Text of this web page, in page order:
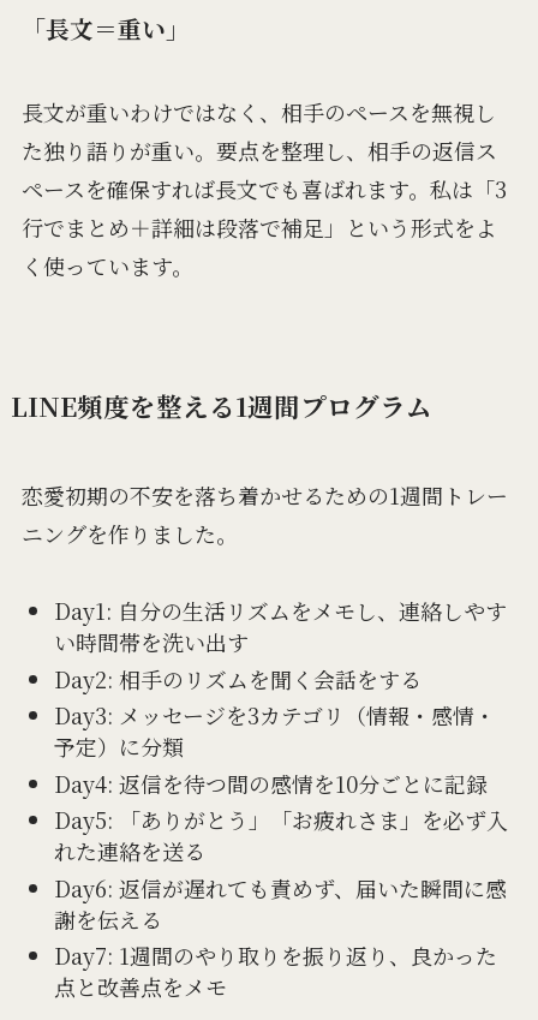
「長文＝重い」
長文が重いわけではなく、相手のペースを無視し
た独り語りが重い。要点を整理し、相手の返信ス
ペースを確保すれば長文でも喜ばれます。私は「3
行でまとめ＋詳細は段落で補足」という形式をよ
く使っています。
LINE頻度を整える1週間プログラム
恋愛初期の不安を落ち着かせるための1週間トレー
ニングを作りました。
Day1: 自分の生活リズムをメモし、連絡しやす
い時間帯を洗い出す
Day2: 相手のリズムを聞く会話をする
Day3: メッセージを3カテゴリ（情報・感情・
予定）に分類
Day4: 返信を待つ間の感情を10分ごとに記録
Day5: 「ありがとう」「お疲れさま」を必ず入
れた連絡を送る
Day6: 返信が遅れても責めず、届いた瞬間に感
謝を伝える
Day7: 1週間のやり取りを振り返り、良かった
点と改善点をメモ